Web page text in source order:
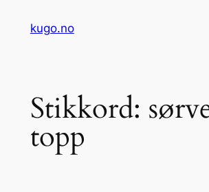
kugo.no
Stikkord:
topp